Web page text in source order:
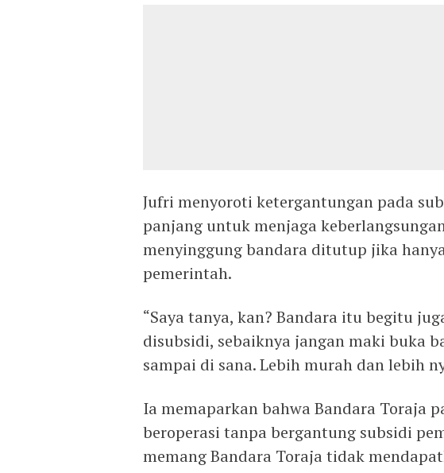
Jufri menyoroti ketergantungan pada
panjang untuk menjaga
menyinggung bandara ditutup jika
pemerintah.
“Saya tanya, kan? Bandara itu begitu
disubsidi, sebaiknya jangan maki buka
sampai di sana. Lebih murah dan lebih
Ia memaparkan bahwa Bandara Toraja
beroperasi tanpa bergantung subsidi
memang Bandara Toraja tidak